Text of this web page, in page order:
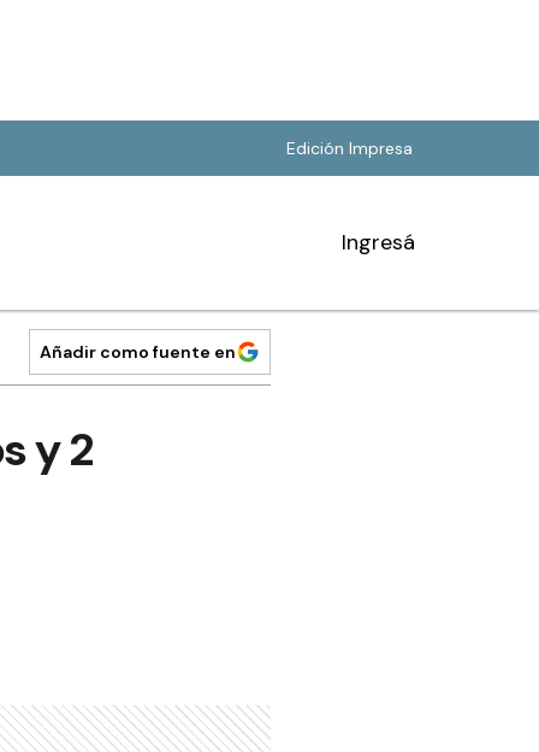
Edición Impresa
Ingresá
Añadir como fuente en
y 2